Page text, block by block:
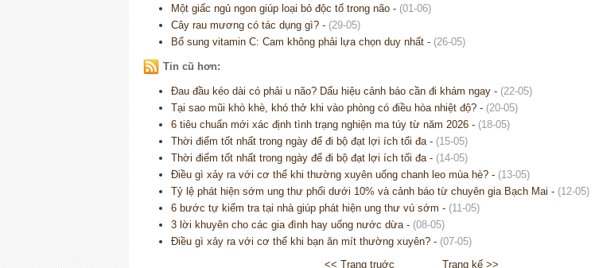
Một giấc ngủ ngon giúp loại bỏ độc tố trong não - (01-06)
Cây rau mương có tác dụng gì? - (29-05)
Bổ sung vitamin C: Cam không phải lựa chọn duy nhất - (26-05)
Tin cũ hơn:
Đau đầu kéo dài có phải u não? Dấu hiệu cảnh báo cần đi khám ngay - (22-05)
Tại sao mũi khò khè, khó thở khi vào phòng có điều hòa nhiệt độ? - (20-05)
6 tiêu chuẩn mới xác định tình trạng nghiện ma túy từ năm 2026 - (18-05)
Thời điểm tốt nhất trong ngày để đi bộ đạt lợi ích tối đa- (15-05)
Thời điểm tốt nhất trong ngày để đi bộ đạt lợi ích tối đa- (14-05)
Điều gì xảy ra với cơ thể khi thường xuyên uống chanh leo mùa hè? - (13-05)
Tỷ lệ phát hiện sớm ung thư phổi dưới 10% và cảnh báo từ chuyên gia Bạch Mai - (12-05)
6 bước tự kiểm tra tại nhà giúp phát hiện ung thư vú sớm - (11-05)
3 lời khuyên cho các gia đình hay uống nước dừa- (08-05)
Điều gì xảy ra với cơ thể khi bạn ăn mít thường xuyên? - (07-05)
<< Trang truớc
Trang kế >>